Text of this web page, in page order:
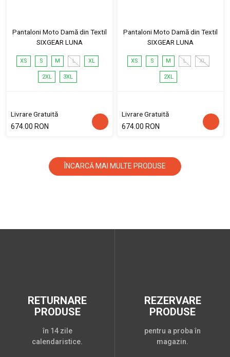
Pantaloni Moto Damă din Textil
SIXGEAR LUNA
XS S M L XL
2XL 3XL
Livrare Gratuită
674.00 RON
Pantaloni Moto Damă din Textil
SIXGEAR LUNA
XS S M L XL
2XL
Livrare Gratuită
674.00 RON
ÎNCARCĂ MAI MULTE PRODUSE
RETURNARE
PRODUSE
în 14 zile
calendaristice.
REZERVARE
PRODUSE
pentru a proba în
magazin.